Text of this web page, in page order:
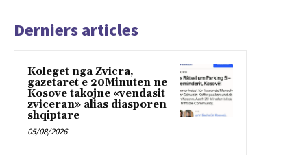
Derniers articles
Koleget nga Zvicra,
gazetaret e 20Minuten ne
Kosove takojne «vendasit
zviceran» alias diasporen
shqiptare
05/08/2026